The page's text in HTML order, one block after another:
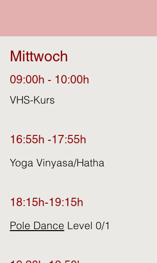
Mittwoch
09:00h - 10:00h
VHS-Kurs
16:55h -17:55h
Yoga Vinyasa/Hatha
18:15h-19:15h
Pole Dance Level 0/1